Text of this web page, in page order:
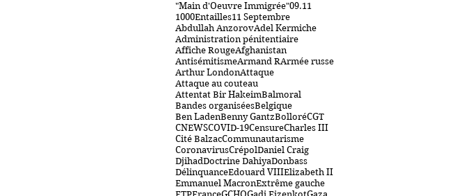
"Main d'Oeuvre Immigrée"09.11
1000Entailles11 Septembre
Abdullah AnzorovAdel Kermiche
Administration pénitentiaire
Affiche RougeAfghanistan
AntisémitismeArmand RArmée russe
Arthur LondonAttaque
Attaque au couteau
Attentat Bir HakeimBalmoral
Bandes organiséesBelgique
Ben LadenBenny GantzBolloréCGT
CNEWSCOVID-19CensureCharles III
Cité BalzacCommunautarisme
CoronavirusCrépolDaniel Craig
DjihadDoctrine DahiyaDonbass
DélinquanceEdouard VIIIElizabeth II
Emmanuel MacronExtrême gauche